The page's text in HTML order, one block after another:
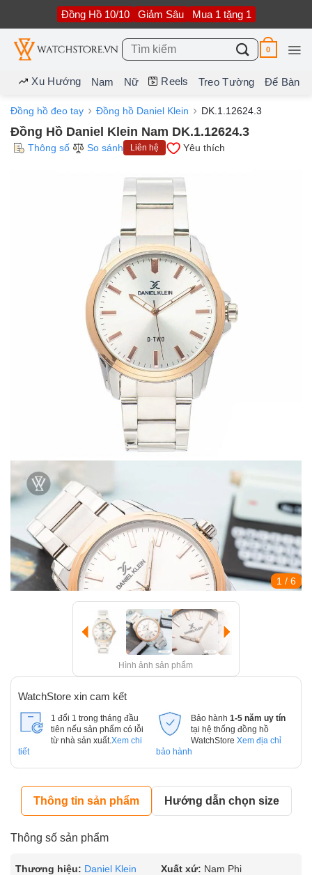
nội
dung
Đồng Hồ 10/10 Giảm Sâu Mua 1 tặng 1
Tìm
kiếm:
0
Xu Hướng Nam Nữ Reels Treo Tường Để Bàn
Đồng hồ đeo tay Đồng hồ Daniel Klein DK.1.12624.3
Đồng Hồ Daniel Klein Nam DK.1.12624.3
Thông số So sánh Liên hệ Yêu thích
1 / 6
Hình ảnh sản phẩm
WatchStore xin cam kết
1 đổi 1 trong tháng đầu
tiên nếu sản phẩm có lỗi
từ nhà sản xuất. Xem chi
tiết
Bảo hành 1-5 năm uy tín
tại hệ thống đồng hồ
WatchStore Xem địa chỉ
bảo hành
Thông tin sản phẩm Hướng dẫn chọn size
Thông số sản phẩm
Thương hiệu: Daniel Klein Xuất xứ: Nam Phi